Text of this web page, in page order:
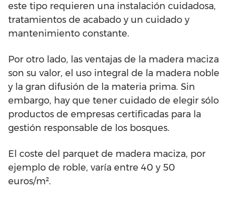
este tipo requieren una instalación cuidadosa,
tratamientos de acabado y un cuidado y
mantenimiento constante.
Por otro lado, las ventajas de la madera maciza
son su valor, el uso integral de la madera noble
y la gran difusión de la materia prima. Sin
embargo, hay que tener cuidado de elegir sólo
productos de empresas certificadas para la
gestión responsable de los bosques.
El coste del parquet de madera maciza, por
ejemplo de roble, varía entre 40 y 50
euros/m².